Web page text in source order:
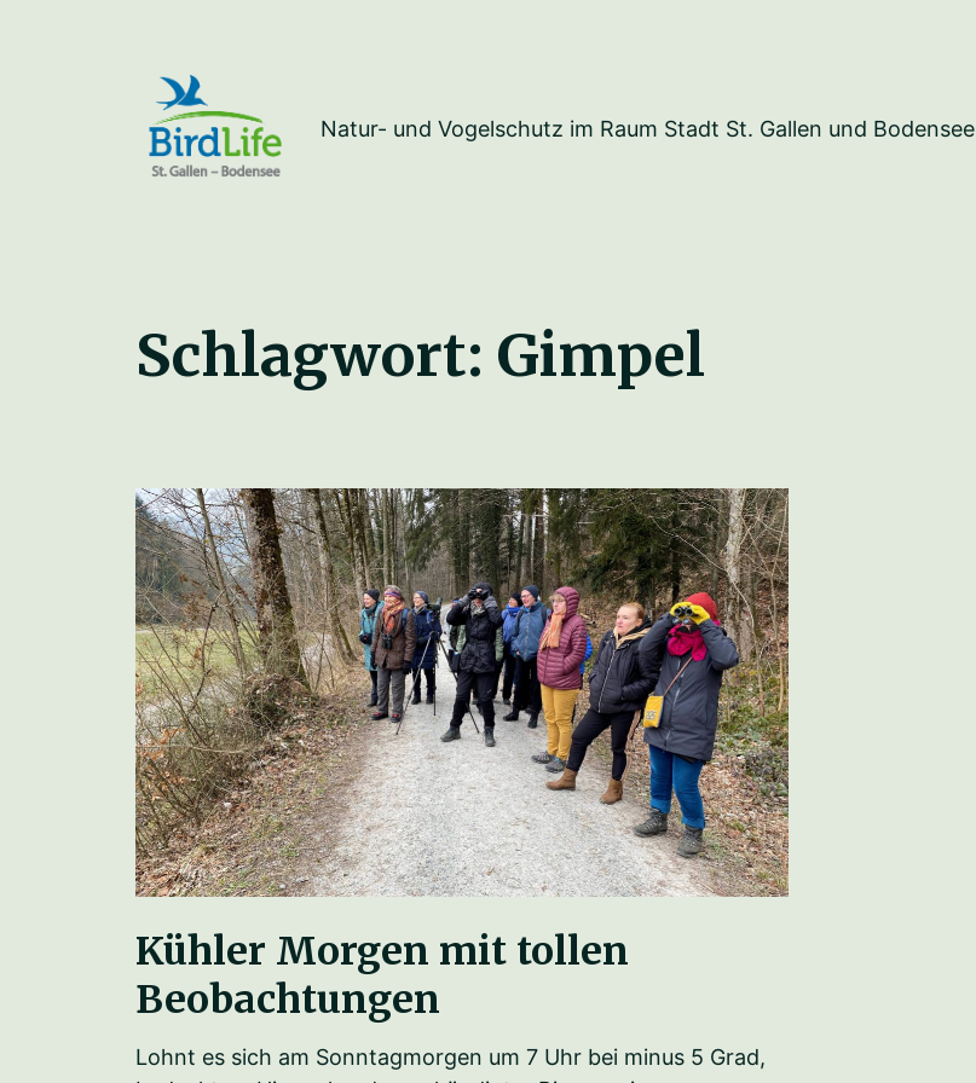
Natur- und Vogelschutz im Raum Stadt St. Gallen und Bodensee
Schlagwort: Gimpel
Kühler Morgen mit tollen
Beobachtungen
Lohnt es sich am Sonntagmorgen um 7 Uhr bei minus 5 Grad,